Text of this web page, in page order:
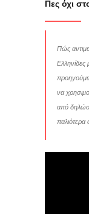
Πες όχι
Πώς
Ελληνίδες
να
από
παλιότερα